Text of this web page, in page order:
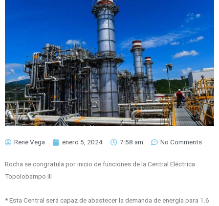
Rene Vega enero 5, 2024 7:58 am No Comments
Rocha se congratula por inicio de funciones de la Central Eléctrica
Topolobampo III
* Esta Central será capaz de abastecer la demanda de energía para 1.6